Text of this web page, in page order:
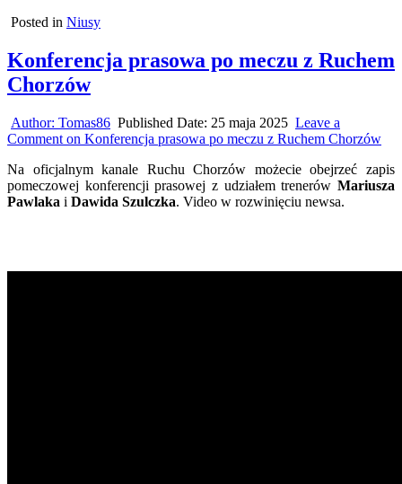
Posted in Niusy
Konferencja prasowa po meczu z Ruchem
Chorzów
Author: Tomas86 Published Date: 25 maja 2025 Leave a
Comment on Konferencja prasowa po meczu z Ruchem Chorzów
Na oficjalnym kanale Ruchu Chorzów możecie obejrzeć zapis
pomeczowej konferencji prasowej z udziałem trenerów Mariusza
Pawlaka i Dawida Szulczka. Video w rozwinięciu newsa.